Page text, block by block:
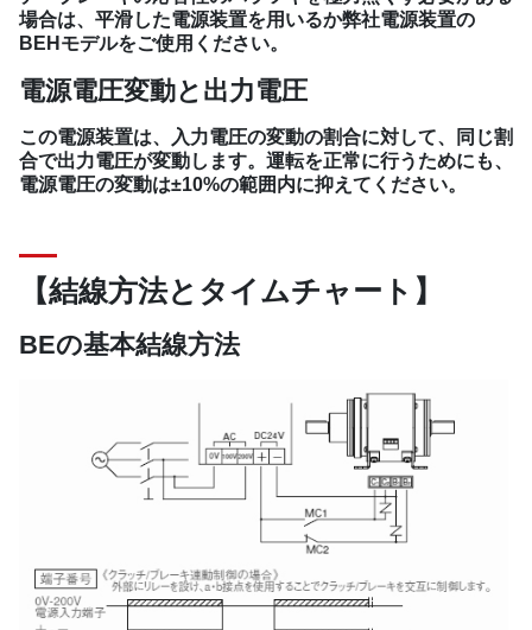
場合は、平滑した電源装置を用いるか弊社電源装置の
BEHモデルをご使用ください。
電源電圧変動と出力電圧
この電源装置は、入力電圧の変動の割合に対して、同じ割
合で出力電圧が変動します。運転を正常に行うためにも、
電源電圧の変動は±10%の範囲内に抑えてください。
【結線方法とタイムチャート】
BEの基本結線方法